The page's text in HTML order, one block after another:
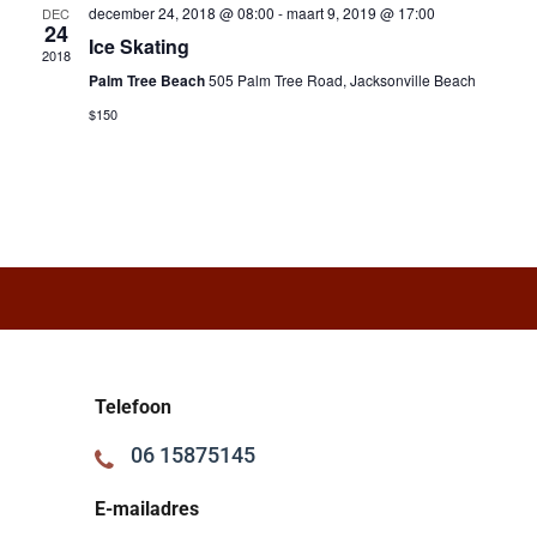
DEC
24
2018
december 24, 2018 @ 08:00 -maart 9, 2019 @ 17:00
Ice Skating
Palm Tree Beach505 Palm Tree Road, Jacksonville Beach
$150
Telefoon
06 15875145
E-mailadres